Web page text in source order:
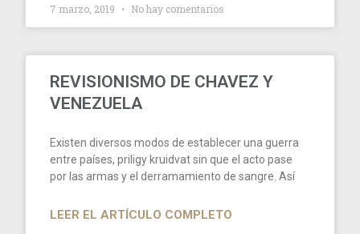
7 marzo, 2019 No hay comentarios
REVISIONISMO DE CHAVEZ Y
VENEZUELA
Existen diversos modos de establecer una guerra
entre países, priligy kruidvat sin que el acto pase
por las armas y el derramamiento de sangre. Así
LEER EL ARTÍCULO COMPLETO